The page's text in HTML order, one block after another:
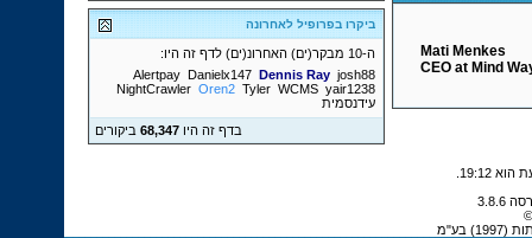
Mati Menkes
CEO at Mind
ביקרו בפרופיל לאחרונה
ה-10 מבקר(ים) האחרונ(ים) לדף זה היו:
Alertpay Danielx147 Dennis Ray josh88
NightCrawler Oren2 Tyler WCMS yair1238
עידנסמית
בדף זה היו68,347 ביקורים
19:12
בע"מ